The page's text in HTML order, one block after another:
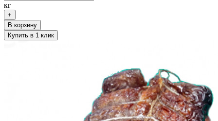
кг
+
В корзину
Купить в 1 клик